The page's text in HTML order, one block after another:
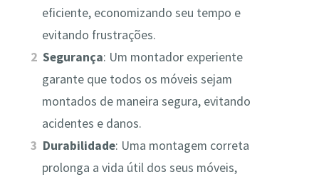
eficiente, economizando seu tempo e
evitando frustrações.
Segurança: Um montador experiente
garante que todos os móveis sejam
montados de maneira segura, evitando
acidentes e danos.
Durabilidade: Uma montagem correta
prolonga a vida útil dos seus móveis,